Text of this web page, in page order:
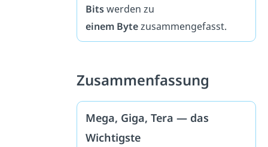
Bitswerden zu
einem Bytezusammengefasst.
Zusammenfassung
Mega, Giga, Tera — das
Wichtigste